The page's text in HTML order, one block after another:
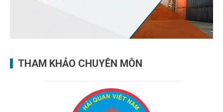
THAM KHẢO CHUYÊN MÔN